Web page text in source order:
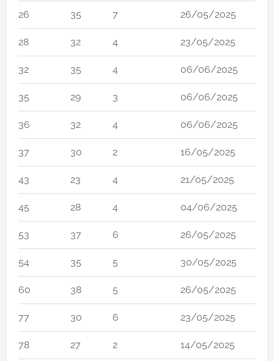
26 35 7 26/05/2025
28 32 4 23/05/2025
32 35 4 06/06/2025
35 29 3 06/06/2025
36 32 4 06/06/2025
37 30 2 16/05/2025
43 23 4 21/05/2025
45 28 4 04/06/2025
53 37 6 26/05/2025
54 35 5 30/05/2025
60 38 5 26/05/2025
77 30 6 23/05/2025
78 27 2 14/05/2025